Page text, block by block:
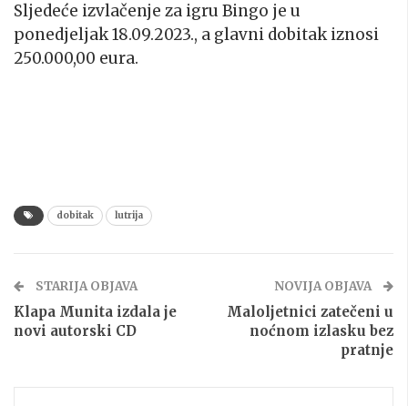
Sljedeće izvlačenje za igru Bingo je u
ponedjeljak 18.09.2023., a glavni dobitak iznosi
250.000,00 eura.
dobitak lutrija
STARIJA OBJAVA
Klapa Munita izdala je
novi autorski CD
NOVIJA OBJAVA
Maloljetnici zatečeni u
noćnom izlasku bez
pratnje